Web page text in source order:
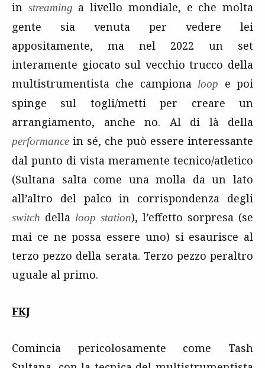
in streaming a livello mondiale, e che molta
gente sia venuta per vedere lei
appositamente, ma nel 2022 un set
interamente giocato sul vecchio trucco della
multistrumentista che campiona loop
e poi
spinge sul togli/metti per creare un
arrangiamento, anche no. Al di là della
performance in sé, che può essere interessante
dal punto di vista meramente tecnico/atletico
(Sultana salta come una molla da un lato
all’altro del palco in corrispondenza degli
switch della loop station), l’effetto sorpresa (se
mai ce ne possa essere uno) si esaurisce al
terzo pezzo della serata. Terzo pezzo peraltro
uguale al primo.
FKJ
Comincia pericolosamente come Tash